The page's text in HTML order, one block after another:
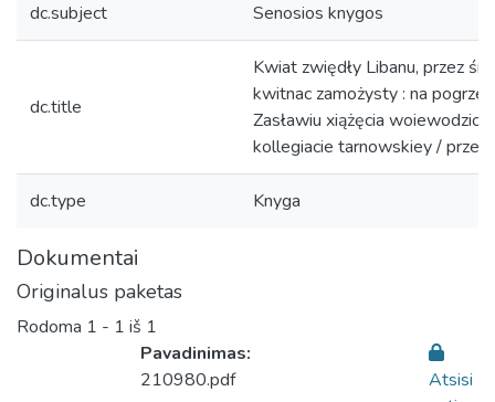
dc.subject Senosios knygos
dc.title
Kwiat zwiędły Libanu, przez
kwitnac zamożysty : na
Zasławiu xiążęcia
kollegiacie tarnowskiey / przez
dc.type Knyga
Dokumentai
Originalus paketas
Rodoma 1 - 1 iš 1
Pavadinimas:
210980.pdf
Atsisi